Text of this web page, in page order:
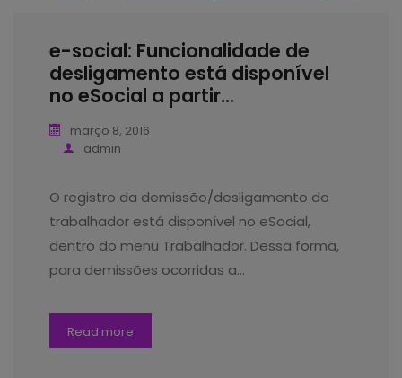
e-social: Funcionalidade de
desligamento está disponível
no eSocial a partir...
março 8, 2016
admin
O registro da demissão/desligamento do
trabalhador está disponível no eSocial,
dentro do menu Trabalhador. Dessa forma,
para demissões ocorridas a…
Read more